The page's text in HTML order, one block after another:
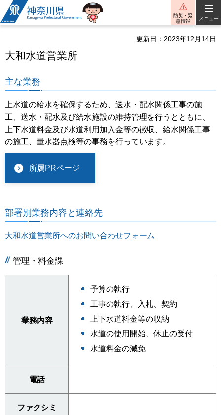
神奈川県
防災・緊
急情報
メニュー
更新日：2023年12月14日
大和水道営業所
主な業務
上水道の給水を確保するため、送水・配水関係工事の施
工、送水・配水及び給水施設の維持管理を行うとともに、
上下水道料金及び水道利用加入金等の徴収、給水関係工事
の施工、量水器点検等の事務を行っています。
所属PRページ
部署別業務内容と連絡先
大和水道営業所へのお問い合わせフォーム
管理・料金課
業務内容
予算の執行
工事の執行、入札、契約
上下水道料金等の収納
水道の使用開始、休止の受付
水道料金の減免
電話
ファクシミ